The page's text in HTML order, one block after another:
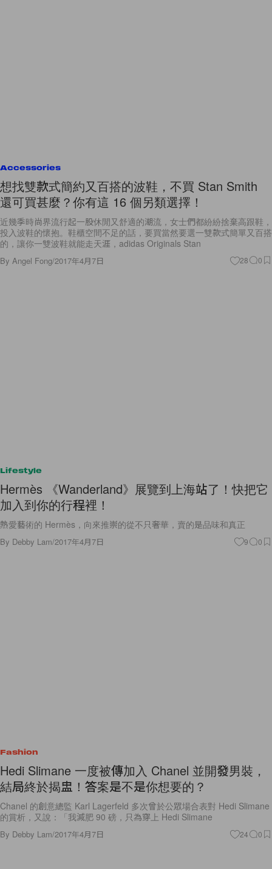
Accessories
想找雙款式簡約又百搭的波鞋，不買 Stan Smith
還可買甚麼？你有這 16 個另類選擇！
近幾季時尚界流行起一股休閒又舒適的潮流，女士們都紛紛捨棄高跟鞋，
投入波鞋的懷抱。鞋櫃空間不足的話，要買當然要選一雙款式簡單又百搭
的，讓你一雙波鞋就能走天涯，adidas Originals Stan
By Angel Fong/2017年4月7日 28 0
Lifestyle
Hermès 《Wanderland》展覽到上海站了！快把它
加入到你的行程裡！
熱愛藝術的 Hermès，向來推崇的從不只奢華，賣的是品味和真正
By Debby Lam/2017年4月7日 9 0
Fashion
Hedi Slimane 一度被傳加入 Chanel 並開發男裝，
結局終於揭盅！答案是不是你想要的？
Chanel 的創意總監 Karl Lagerfeld 多次曾於公眾場合表對 Hedi Slimane
的賞析，又說：「我減肥 90 磅，只為穿上 Hedi Slimane
By Debby Lam/2017年4月7日 24 0